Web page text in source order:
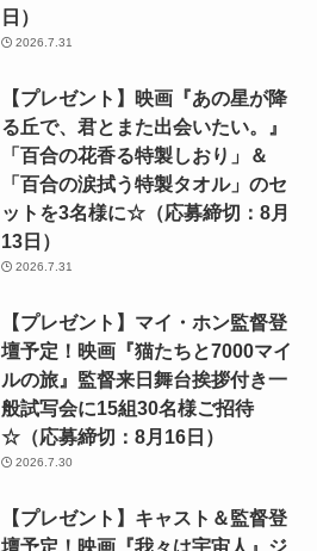
日）
2026.7.31
【プレゼント】映画『あの星が降
る丘で、君とまた出会いたい。』
「百合の花香る特製しおり」＆
「百合の涙拭う特製タオル」のセ
ットを3名様に☆（応募締切：8月
13日）
2026.7.31
【プレゼント】マイ・ホン監督登
壇予定！映画『猫たちと7000マイ
ルの旅』監督来日舞台挨拶付き一
般試写会に15組30名様ご招待
☆（応募締切：8月16日）
2026.7.30
【プレゼント】キャスト＆監督登
壇予定！映画『我々は宇宙人』ジ